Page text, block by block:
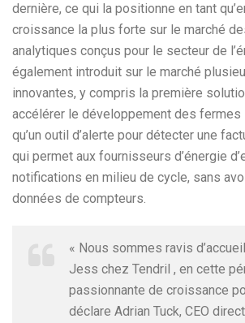
dernière, ce qui la positionne en tant
croissance la plus forte sur le marché
analytiques conçus pour le secteur de
également introduit sur le marché
innovantes, y compris la première
accélérer le développement des fermes
qu’un outil d’alerte pour détecter une
qui permet aux fournisseurs d’énergie
notifications en milieu de cycle, sans
données de compteurs.
« Nous sommes ravis
Jess chez Tendril , en cette
passionnante de croissance
déclare Adrian Tuck, CEO